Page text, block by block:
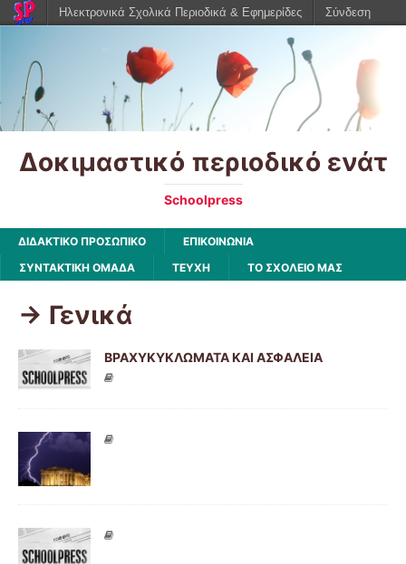
Δοκιμαστικό περιοδικό ενάτ
Schoolpress
ΔΙΔΑΚΤΙΚΟ ΠΡΟΣΩΠΙΚΟ
ΕΠΙΚΟΙΝΩΝΙΑ
ΣΥΝΤΑΚΤΙΚΗ ΟΜΑΔΑ
ΤΕΥΧΗ ΤΟ ΣΧΟΛΕΙΟ ΜΑΣ
-> Γενικά
ΒΡΑΧΥΚΥΚΛΩΜΑΤΑ ΚΑΙ ΑΣΦΑΛΕΙΑ
Ηλεκτρονικά Σχολικά Περιοδικά & Εφημερίδες Σύνδεση